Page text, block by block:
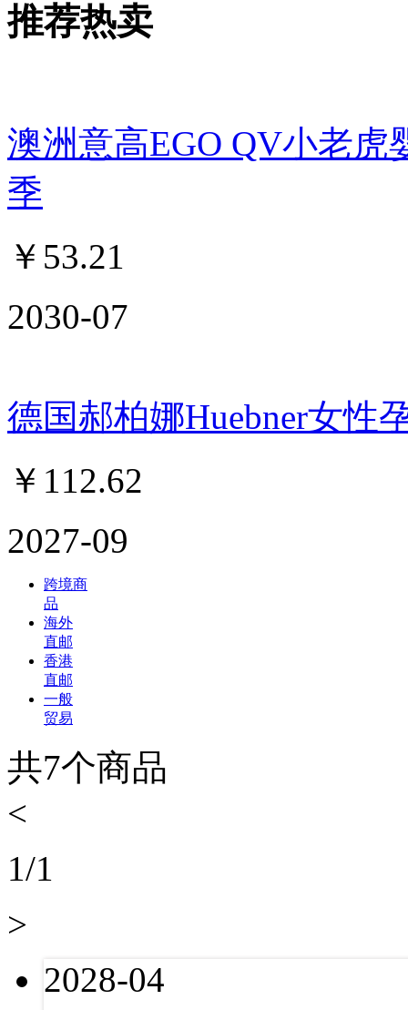
推荐热卖
澳洲意高EGO QV小老虎
季
￥ 53.21
2030-07
德国郝柏娜Huebner女性
￥ 112.62
2027-09
跨境商
品
海外
直邮
香港
直邮
一般
贸易
共7个商品
<
1/1
>
2028-04